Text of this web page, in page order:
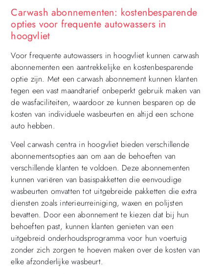
Carwash abonnementen: kostenbesparende
opties voor frequente autowassers in
hoogvliet
Voor frequente autowassers in hoogvliet kunnen carwash
abonnementen een aantrekkelijke en kostenbesparende
optie zijn. Met een carwash abonnement kunnen klanten
tegen een vast maandtarief onbeperkt gebruik maken van
de wasfaciliteiten, waardoor ze kunnen besparen op de
kosten van individuele wasbeurten en altijd een schone
auto hebben.
Veel carwash centra in hoogvliet bieden verschillende
abonnementsopties aan om aan de behoeften van
verschillende klanten te voldoen. Deze abonnementen
kunnen variëren van basispakketten die eenvoudige
wasbeurten omvatten tot uitgebreide pakketten die extra
diensten zoals interieurreiniging, waxen en polijsten
bevatten. Door een abonnement te kiezen dat bij hun
behoeften past, kunnen klanten genieten van een
uitgebreid onderhoudsprogramma voor hun voertuig
zonder zich zorgen te hoeven maken over de kosten van
elke afzonderlijke wasbeurt.